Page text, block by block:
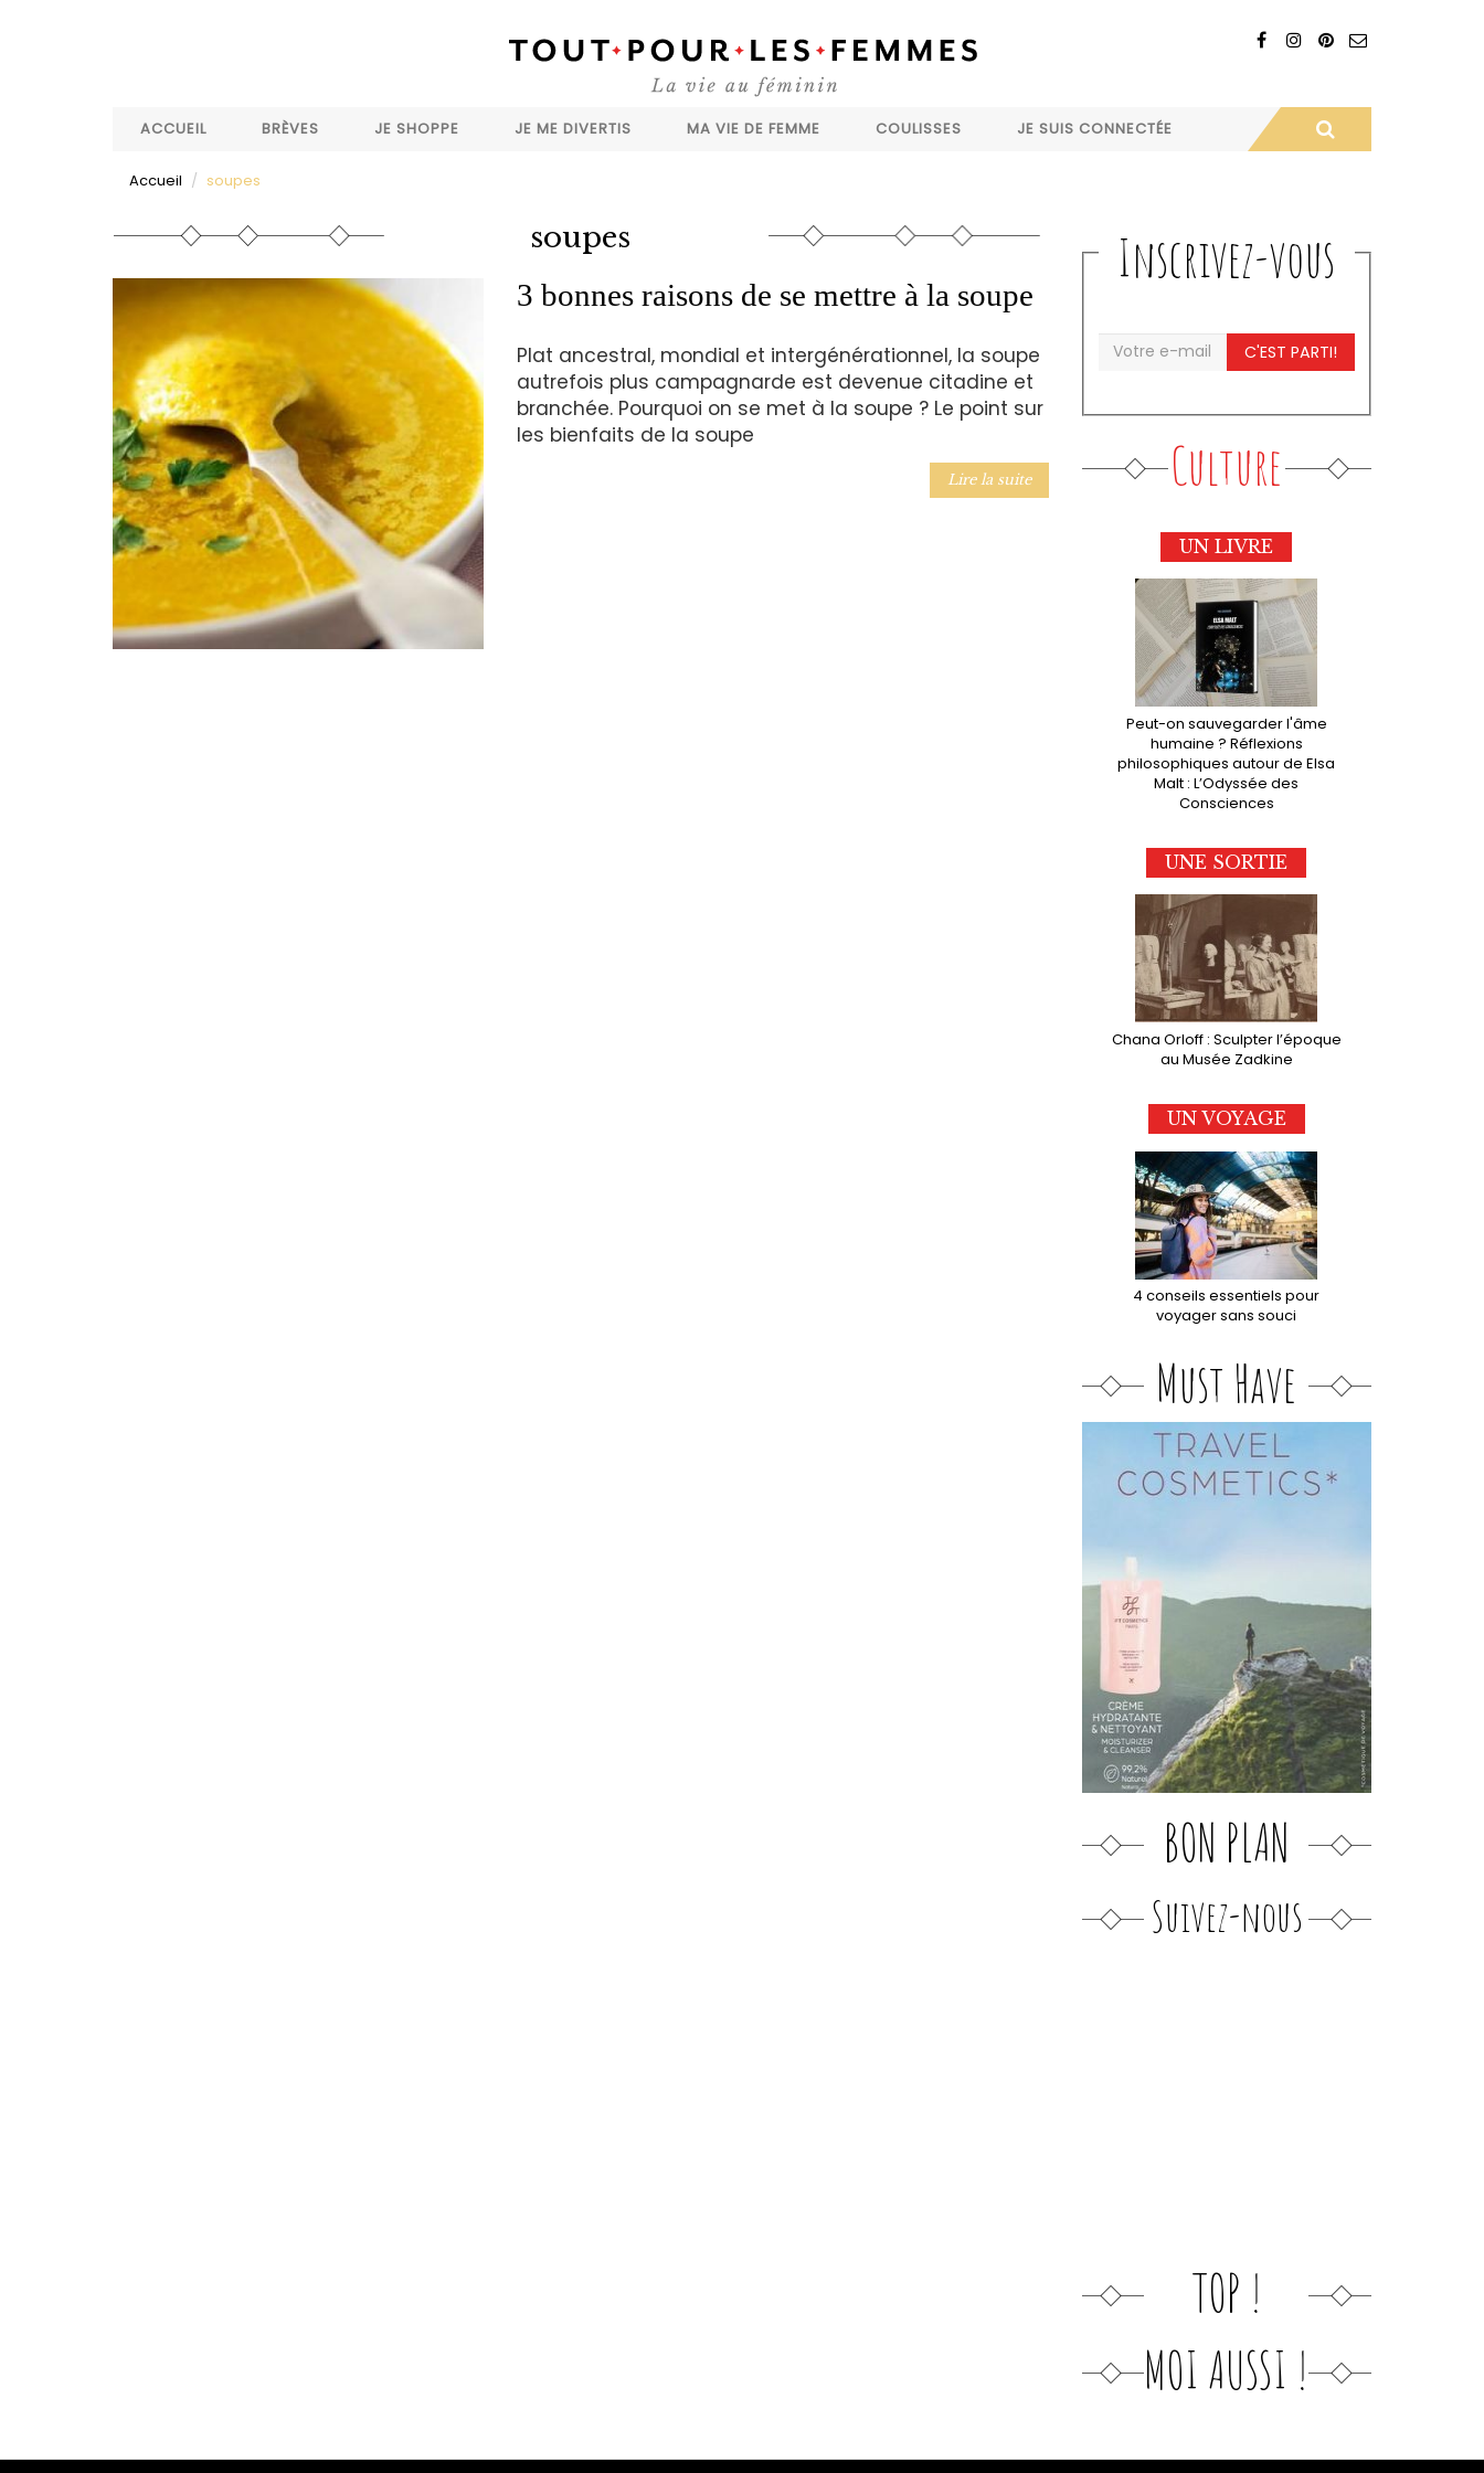
ACCUEIL
BRÈVES JE SHOPPE JE ME DIVERTIS MA VIE DE FEMME COULISSES JE SUIS CONNECTÉE
Accueil soupes
soupes
3 bonnes raisons de se mettre à la soupe
Plat ancestral, mondial et intergénérationnel, la soupe
autrefois plus campagnarde est devenue citadine et
branchée. Pourquoi on se met à la soupe ? Le point sur
les bienfaits de la soupe
Lire la suite
Inscrivez-vous
C'EST PARTI!
Culture
UN LIVRE
Peut-on sauvegarder l'âme
humaine ? Réflexions
philosophiques autour de Elsa
Malt : L’Odyssée des
Consciences
UNE SORTIE
Chana Orloff : Sculpter l’époque
au Musée Zadkine
UN VOYAGE
4 conseils essentiels pour
voyager sans souci
Must Have
BON PLAN
Suivez-nous
TOP !
MOI AUSSI !